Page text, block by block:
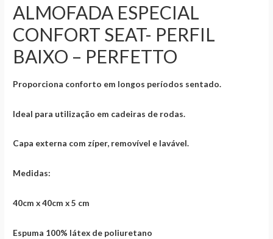
ALMOFADA ESPECIAL
CONFORT SEAT- PERFIL
BAIXO – PERFETTO
Proporciona conforto em longos períodos sentado.
Ideal para utilização em cadeiras de rodas.
Capa externa com zíper, removível e lavável.
Medidas:
40cm x 40cm x 5 cm
Espuma 100% látex de poliuretano